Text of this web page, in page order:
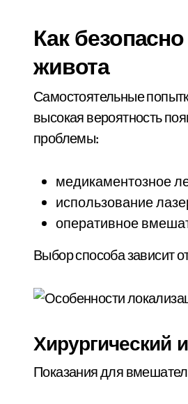
Как
живота
Самостоятельные
высокая вероятность
проблемы:
медикаментозное
использование
оперативное
Выбор способа зависит
Хирургический
Показания для